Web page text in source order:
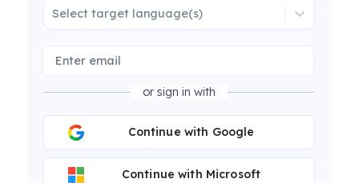
Select target language(s)
or sign in with
Continue with Google
Continue with Microsoft